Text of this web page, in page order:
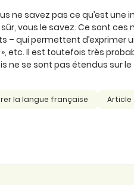
ne savez pas ce qu’est une
sûr, vous le savez. Ce sont
– qui permettent d’exprimer
», etc. Il est toutefois très
ne se sont pas étendus sur le
la langue française Article